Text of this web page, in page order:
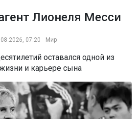
Лионеля Месси
07:20 Мир
оставался одной из
и карьере сына